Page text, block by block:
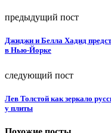
предыдущий пост
Джиджи и Белла Хадид
в Нью-Йорке
следующий пост
Лев Толстой как зеркало
у плиты